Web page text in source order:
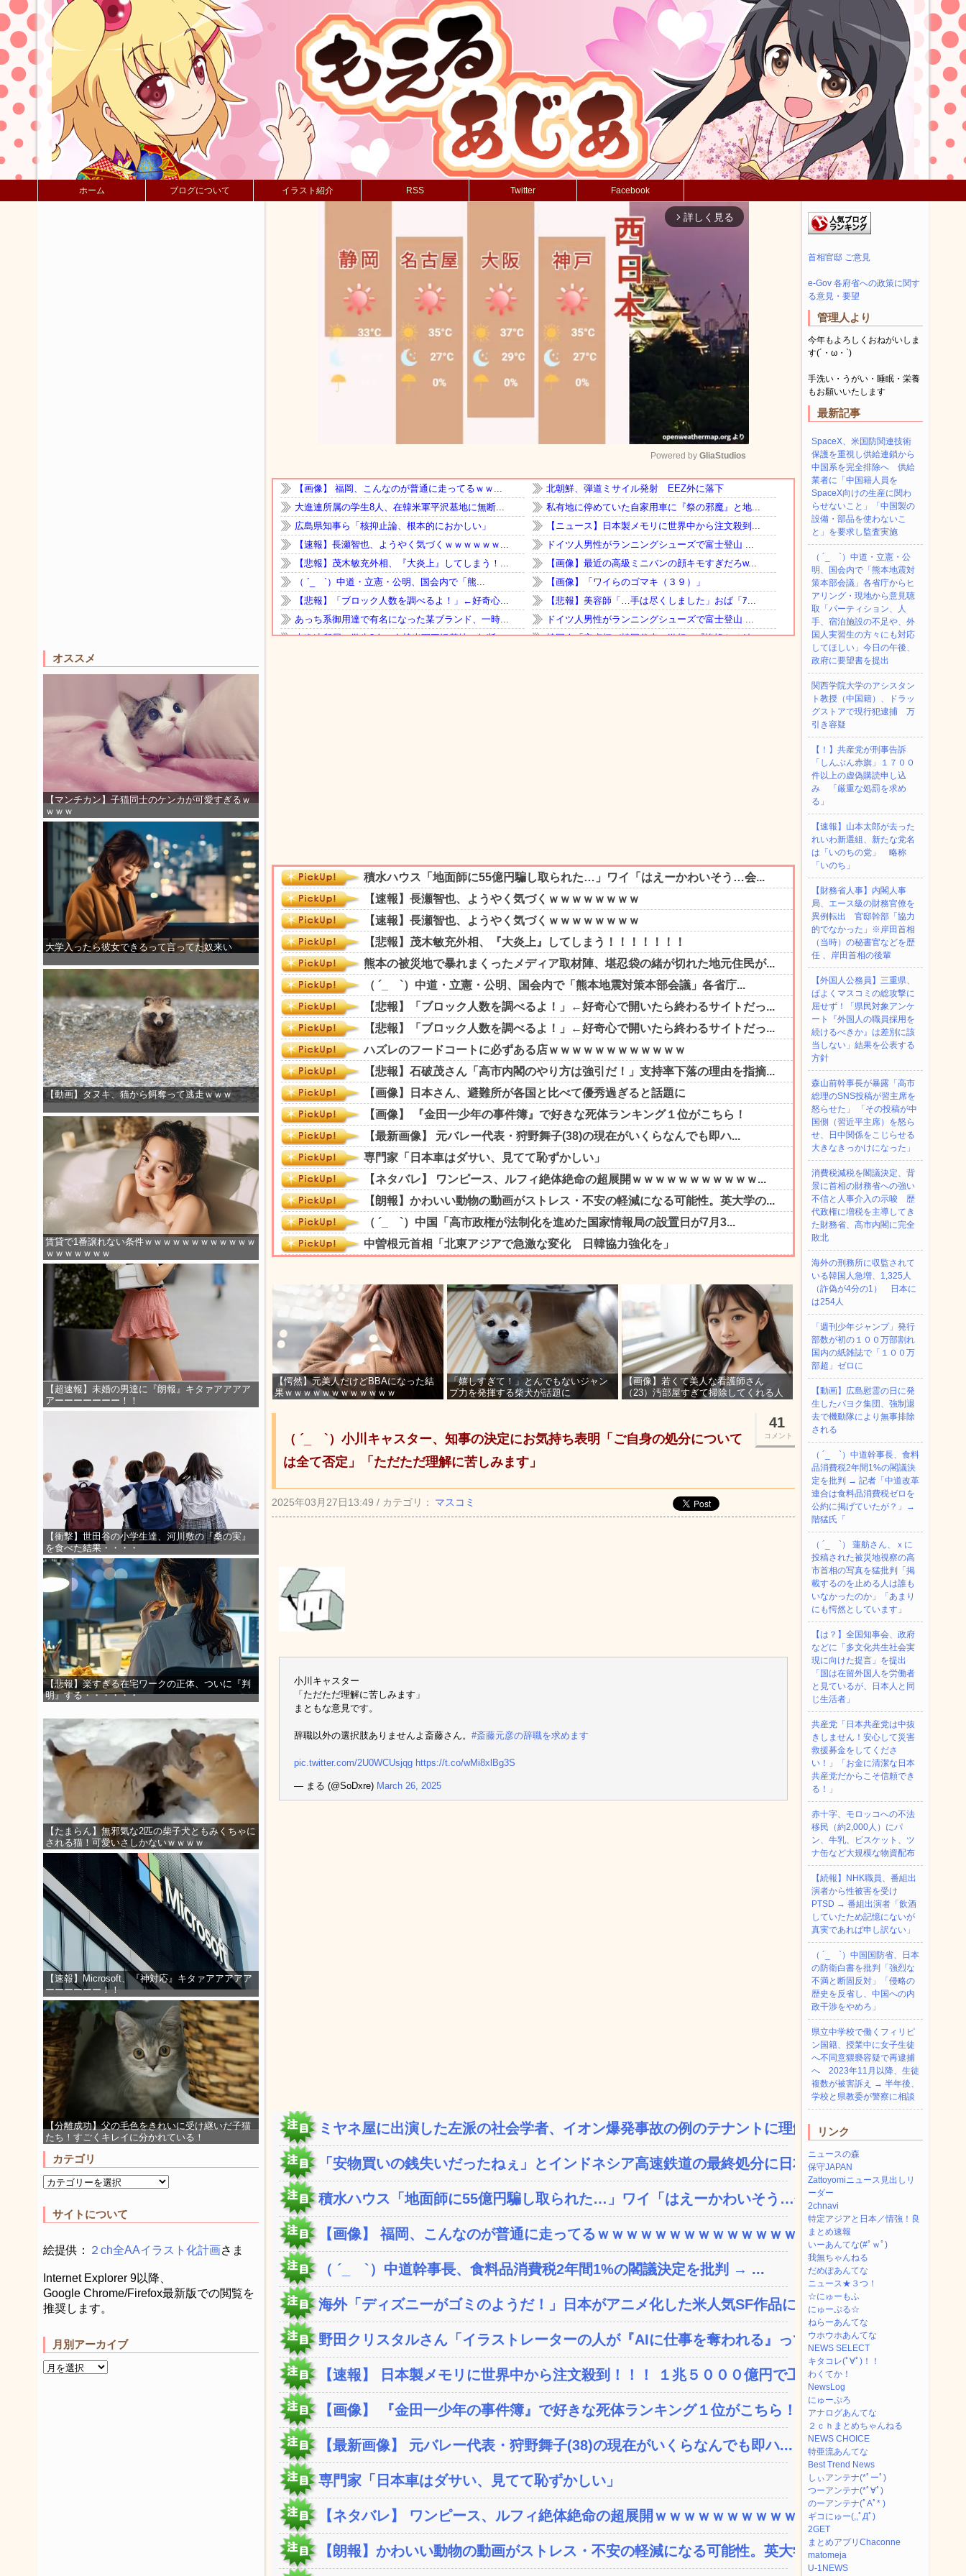
ホーム ブログについて イラスト紹介 RSS Twitter Facebook
オススメ
【マンチカン】子猫同士のケンカが可愛すぎるｗ
ｗｗｗ
大学入ったら彼女できるって言ってた奴来い
【動画】タヌキ、猫から餌奪って逃走ｗｗｗ
賃貸で1番譲れない条件ｗｗｗｗｗｗｗｗｗｗｗｗ
ｗｗｗｗｗｗｗ
【超速報】未婚の男達に『朗報』キタァアアアア
アーーーーーーー！！
【衝撃】世田谷の小学生達、河川敷の『桑の実』
を食べた結果・・・・
【悲報】楽すぎる在宅ワークの正体、ついに『判
明』する・・・・・・
【たまらん】無邪気な2匹の柴子犬ともみくちゃに
される猫！可愛いさしかないｗｗｗｗ
【速報】Microsoft、『神対応』キタァアアアアア
ーーーーーー！！
【分離成功】父の毛色をきれいに受け継いだ子猫
たち！すごくキレイに分かれている！
カテゴリ
サイトについて
絵提供： ２ch全AAイラスト化計画さま
Internet Explorer 9以降、
Google Chrome/Firefox最新版での閲覧を
推奨します。
月別アーカイブ
arrow_forward_ios 詳しく見る
Mute
Powered by GliaStudios
【愕然】元美人だけどBBAになった結
果ｗｗｗｗｗｗｗｗｗｗｗｗ
「嬉しすぎて！」とんでもないジャン
プ力を発揮する柴犬が話題に
【画像】若くて美人な看護師さん
（23）汚部屋すぎて掃除してくれる人
41
コメント
（ ´_ゝ`）小川キャスター、知事の決定にお気持ち表明「ご自身の処分について
は全て否定」「ただただ理解に苦しみます」
2025年03月27日13:49 / カテゴリ： マスコミ
小川キャスター
「ただただ理解に苦しみます」
まともな意見です。
辞職以外の選択肢ありませんよ斎藤さん。 #斎藤元彦の辞職を求めます
pic.twitter.com/2U0WCUsjqg https://t.co/wMi8xlBg3S
— まる (@SoDxre) March 26, 2025
ミヤネ屋に出演した左派の社会学者、イオン爆発事故の例のテナントに理解を...
「安物買いの銭失いだったねぇ」とインドネシア高速鉄道の最終処分に日本側...
積水ハウス「地面師に55億円騙し取られた…」ワイ「はえーかわいそう…会...
【画像】 福岡、こんなのが普通に走ってるｗｗｗｗｗｗｗｗｗｗｗｗｗｗｗ...
（ ´_ゝ`）中道幹事長、食料品消費税2年間1%の閣議決定を批判 → ...
海外「ディズニーがゴミのようだ！」日本がアニメ化した米人気SF作品に絶...
野田クリスタルさん「イラストレーターの人が『AIに仕事を奪われる』って...
【速報】 日本製メモリに世界中から注文殺到！！！ １兆５０００億円で工...
【画像】 『金田一少年の事件簿』で好きな死体ランキング１位がこちら！
【最新画像】 元バレー代表・狩野舞子(38)の現在がいくらなんでも即ハ...
専門家「日本車はダサい、見てて恥ずかしい」
【ネタバレ】 ワンピース、ルフィ絶体絶命の超展開ｗｗｗｗｗｗｗｗｗｗｗ...
【朗報】かわいい動物の動画がストレス・不安の軽減になる可能性。英大学の...
首相官邸 ご意見
e-Gov 各府省への政策に関す
る意見・要望
管理人より
今年もよろしくおねがいしま
す(´・ω・`)
手洗い・うがい・睡眠・栄養
もお願いいたします
最新記事
SpaceX、米国防関連技術
保護を重視し供給連鎖から
中国系を完全排除へ 供給
業者に「中国籍人員を
SpaceX向けの生産に関わ
らせないこと」「中国製の
設備・部品を使わないこ
と」を要求し監査実施
（ ´_ゝ`）中道・立憲・公
明、国会内で「熊本地震対
策本部会議」各省庁からヒ
アリング・現地から意見聴
取「パーティション、人
手、宿泊施設の不足や、外
国人実習生の方々にも対応
してほしい」今日の午後、
政府に要望書を提出
関西学院大学のアシスタン
ト教授（中国籍）、ドラッ
グストアで現行犯逮捕 万
引き容疑
【！】共産党が刑事告訴
「しんぶん赤旗」１７００
件以上の虚偽購読申し込
み 「厳重な処罰を求め
る」
【速報】山本太郎が去った
れいわ新選組、新たな党名
は「いのちの党」 略称
「いのち」
【財務省人事】内閣人事
局、エース級の財務官僚を
異例転出 官邸幹部「協力
的でなかった」※岸田首相
（当時）の秘書官などを歴
任 、岸田首相の後輩
【外国人公務員】三重県、
ぱよくマスコミの総攻撃に
屈せず！「県民対象アンケ
ート『外国人の職員採用を
続けるべきか』は差別に該
当しない」結果を公表する
方針
森山前幹事長が暴露「高市
総理のSNS投稿が習主席を
怒らせた」 「その投稿が中
国側（習近平主席）を怒ら
せ、日中関係をこじらせる
大きなきっかけになった」
消費税減税を閣議決定、背
景に首相の財務省への強い
不信と人事介入の示唆 歴
代政権に増税を主導してき
た財務省、高市内閣に完全
敗北
海外の刑務所に収監されて
いる韓国人急増、1,325人
（詐偽が4分の1） 日本に
は254人
「週刊少年ジャンプ」発行
部数が初の１００万部割れ
国内の紙雑誌で「１００万
部超」ゼロに
【動画】広島慰霊の日に発
生したパヨク集団、強制退
去で機動隊により無事排除
される
（ ´_ゝ`）中道幹事長、食料
品消費税2年間1%の閣議決
定を批判 → 記者「中道改革
連合は食料品消費税ゼロを
公約に掲げていたが？」→
階猛氏「
（ ´_ゝ`） 蓮舫さん、ｘに
投稿された被災地視察の高
市首相の写真を猛批判「掲
載するのを止める人は誰も
いなかったのか」「あまり
にも愕然としています」
【は？】全国知事会、政府
などに「多文化共生社会実
現に向けた提言」を提出
「国は在留外国人を労働者
と見ているが、日本人と同
じ生活者」
共産党「日本共産党は中抜
きしません！安心して災害
救援募金をしてくださ
い！」「お金に清潔な日本
共産党だからこそ信頼でき
る！」
赤十字、モロッコへの不法
移民（約2,000人）にパ
ン、牛乳、ビスケット、ツ
ナ缶など大規模な物資配布
【続報】NHK職員、番組出
演者から性被害を受け
PTSD → 番組出演者「飲酒
していたため記憶にないが
真実であれば申し訳ない」
（ ´_ゝ`）中国国防省、日本
の防衛白書を批判「強烈な
不満と断固反対」「侵略の
歴史を反省し、中国への内
政干渉をやめろ」
県立中学校で働くフィリピ
ン国籍、授業中に女子生徒
へ不同意猥褻容疑で再逮捕
へ 2023年11月以降、生徒
複数が被害訴え → 半年後、
学校と県教委が警察に相談
リンク
ニュースの森
保守JAPAN
Zattoyomiニュース見出しリ
ーダー
2chnavi
特定アジアと日本／情強！良
まとめ速報
いーあんてな(#ﾟｗﾟ)
我無ちゃんねる
だめぽあんてな
ニュース★３つ！
☆にゅーもふ
にゅーぷる☆
ねらーあんてな
ウホウホあんてな
NEWS SELECT
キタコレ(ﾟ∀ﾟ)！！
わくてか！
NewsLog
にゅーぷろ
アナログあんてな
２ｃｈまとめちゃんねる
NEWS CHOICE
特亜流あんてな
Best Trend News
しぃアンテナ(*ﾟーﾟ)
つーアンテナ(*ﾟ∀ﾟ)
のーアンテナ(ﾟAﾟ* )
ギコにゅー(,,ﾟДﾟ)
2GET
まとめアプリChaconne
matomeja
U-1NEWS